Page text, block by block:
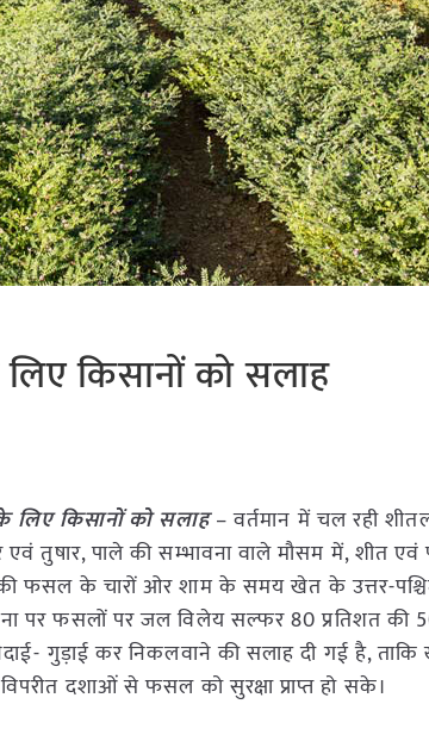
किसानों को सलाह
किसानों को सलाह– वर्तमान में चल रही
तुषार, पाले की सम्भावना वाले मौसम में, शीत एवं
फसल के चारों ओर शाम के समय खेत के उत्तर-
फसलों पर जल विलेय सल्फर 80 प्रतिशत की 500
गुड़ाई कर निकलवाने की सलाह दी गई है,
दशाओं से फसल को सुरक्षा प्राप्त हो सके।